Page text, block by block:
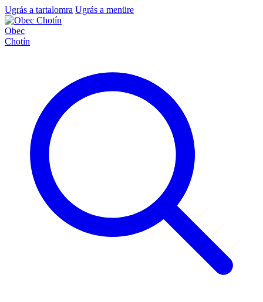
Ugrás a tartalomra Ugrás a menüre
Obec
Chotín